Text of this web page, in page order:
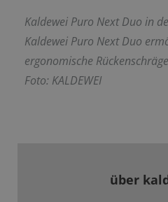
Kaldewei Puro Next Duo in
Kaldewei Puro Next Duo
ergonomische
Foto: KALDEWEI
über